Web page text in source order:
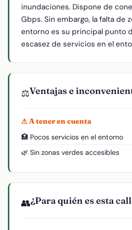
inundaciones. Dispone de
Gbps. Sin embargo, la falta de
entorno es su principal punto
escasez de servicios en el
⚖️Ventajas e
⚠ A tener en cuenta
🏥 Pocos servicios en el entorno
🌿 Sin zonas verdes accesibles
👥¿Para quién es esta